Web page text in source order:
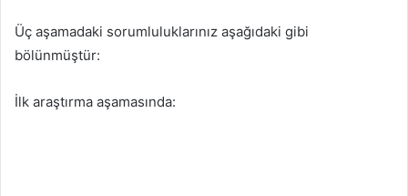
Üç aşamadaki sorumluluklarınız aşağıdaki gibi
bölünmüştür:
İlk araştırma aşamasında: